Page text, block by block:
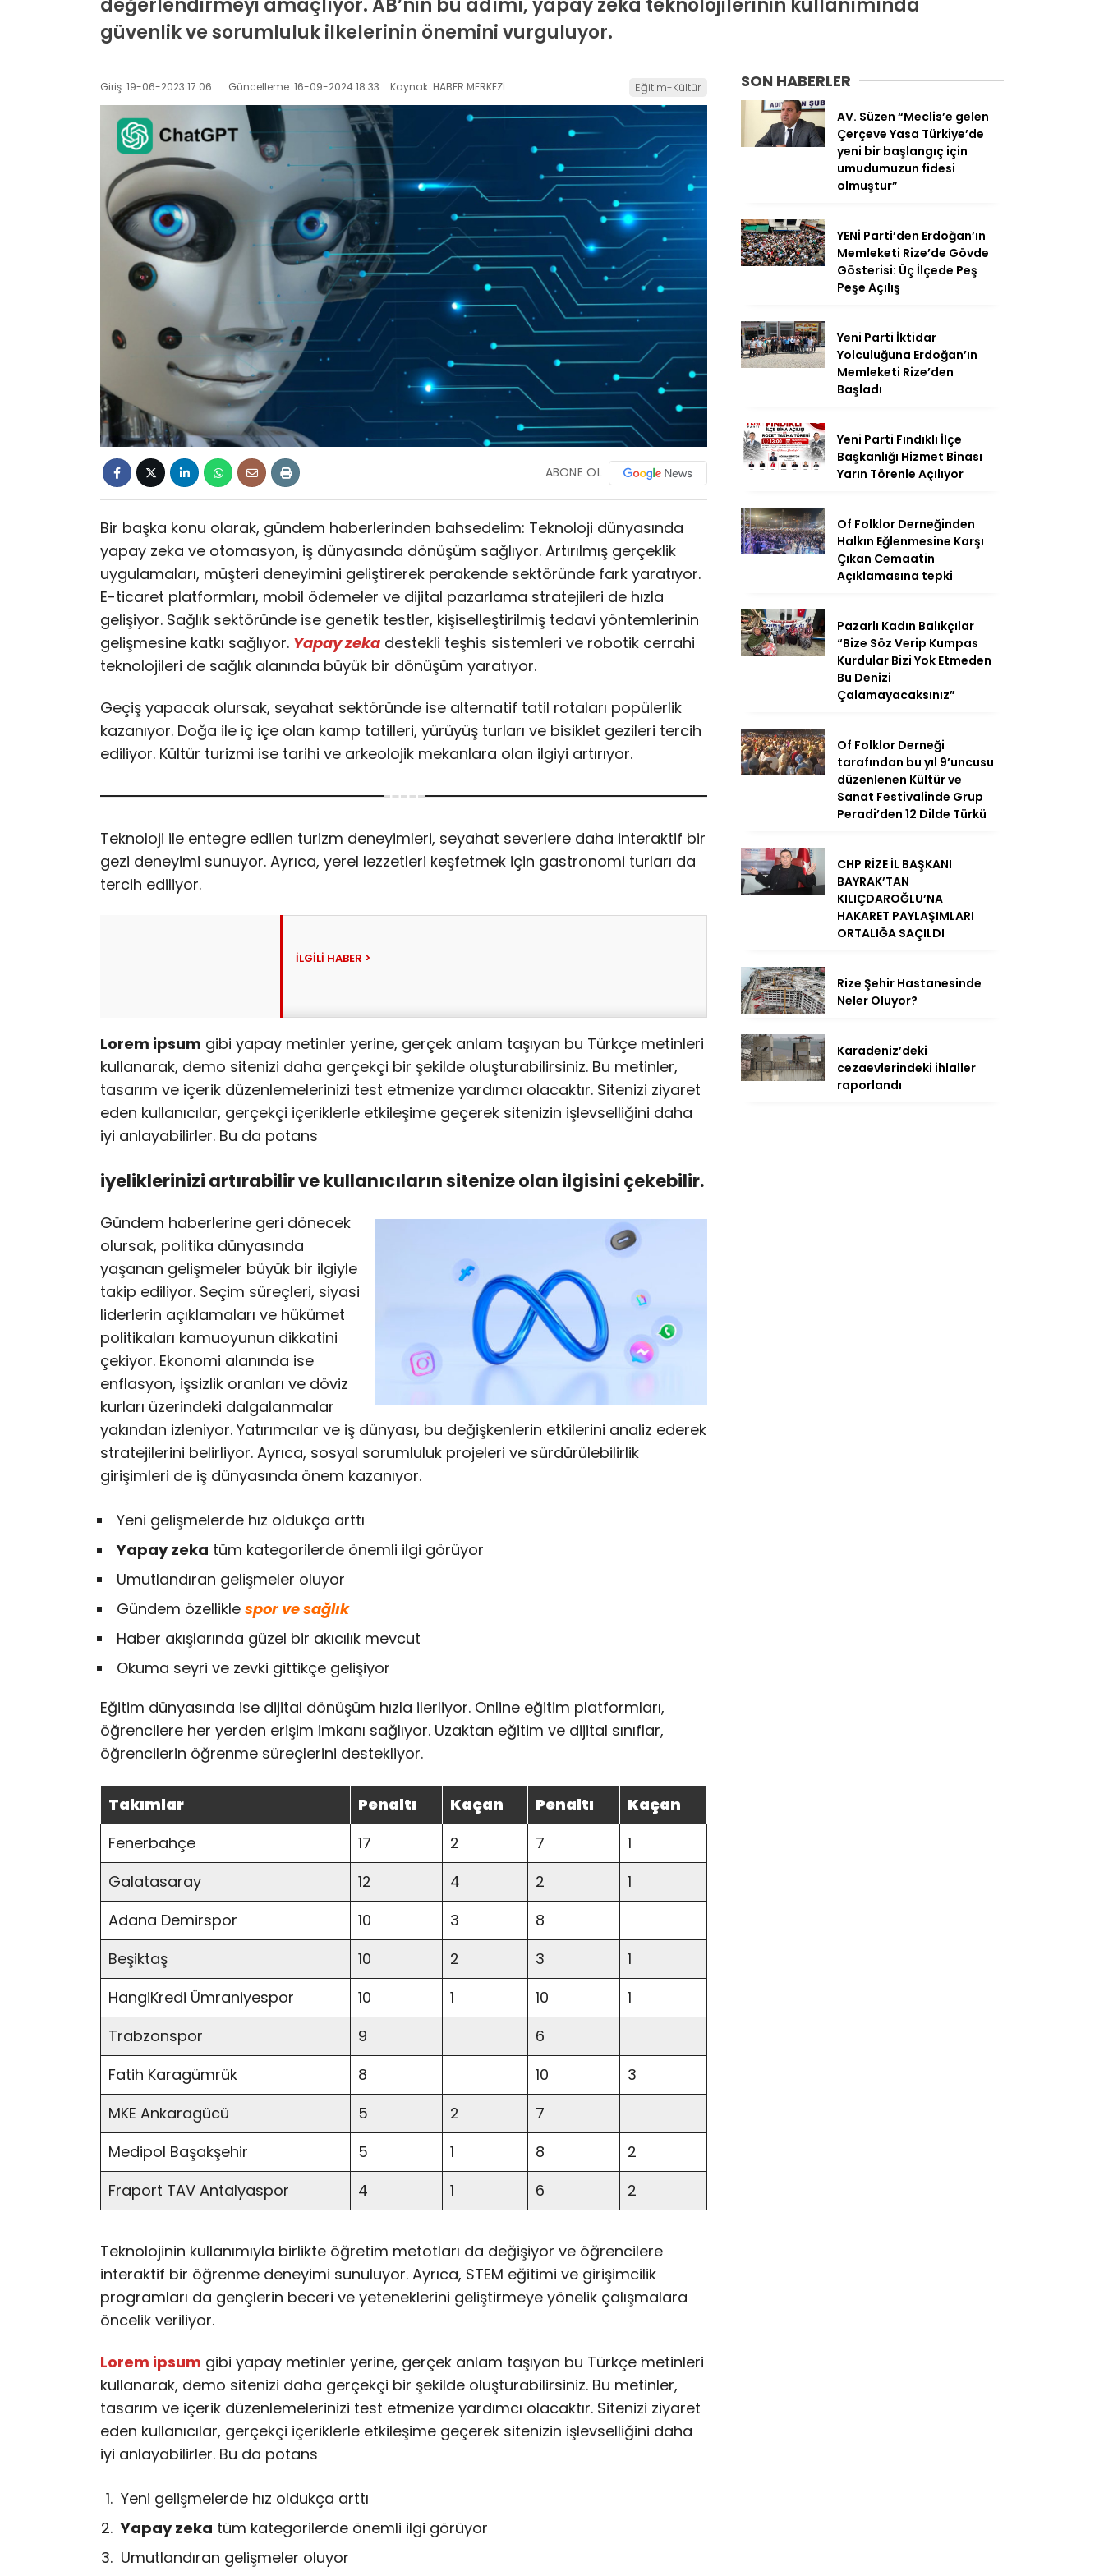
değerlendirmeyi amaçlıyor. AB’nin bu adımı, yapay zeka teknolojilerinin kullanımında
güvenlik ve sorumluluk ilkelerinin önemini vurguluyor.
Giriş: 19-06-2023 17:06 Güncelleme: 16-09-2024 18:33 Kaynak: HABER MERKEZİ Eğitim-Kültür
ABONE OL
Bir başka konu olarak, gündem haberlerinden bahsedelim: Teknoloji dünyasında
yapay zeka ve otomasyon, iş dünyasında dönüşüm sağlıyor. Artırılmış gerçeklik
uygulamaları, müşteri deneyimini geliştirerek perakende sektöründe fark yaratıyor.
E-ticaret platformları, mobil ödemeler ve dijital pazarlama stratejileri de hızla
gelişiyor. Sağlık sektöründe ise genetik testler, kişiselleştirilmiş tedavi yöntemlerinin
gelişmesine katkı sağlıyor. Yapay zeka destekli teşhis sistemleri ve robotik cerrahi
teknolojileri de sağlık alanında büyük bir dönüşüm yaratıyor.
Geçiş yapacak olursak, seyahat sektöründe ise alternatif tatil rotaları popülerlik
kazanıyor. Doğa ile iç içe olan kamp tatilleri, yürüyüş turları ve bisiklet gezileri tercih
ediliyor. Kültür turizmi ise tarihi ve arkeolojik mekanlara olan ilgiyi artırıyor.
Teknoloji ile entegre edilen turizm deneyimleri, seyahat severlere daha interaktif bir
gezi deneyimi sunuyor. Ayrıca, yerel lezzetleri keşfetmek için gastronomi turları da
tercih ediliyor.
Lorem ipsum gibi yapay metinler yerine, gerçek anlam taşıyan bu Türkçe metinleri
kullanarak, demo sitenizi daha gerçekçi bir şekilde oluşturabilirsiniz. Bu metinler,
tasarım ve içerik düzenlemelerinizi test etmenize yardımcı olacaktır. Sitenizi ziyaret
eden kullanıcılar, gerçekçi içeriklerle etkileşime geçerek sitenizin işlevselliğini daha
iyi anlayabilirler. Bu da potans
iyeliklerinizi artırabilir ve kullanıcıların sitenize olan ilgisini çekebilir.
Gündem haberlerine geri dönecek
olursak, politika dünyasında
yaşanan gelişmeler büyük bir ilgiyle
takip ediliyor. Seçim süreçleri, siyasi
liderlerin açıklamaları ve hükümet
politikaları kamuoyunun dikkatini
çekiyor. Ekonomi alanında ise
enflasyon, işsizlik oranları ve döviz
kurları üzerindeki dalgalanmalar
yakından izleniyor. Yatırımcılar ve iş dünyası, bu değişkenlerin etkilerini analiz ederek
stratejilerini belirliyor. Ayrıca, sosyal sorumluluk projeleri ve sürdürülebilirlik
girişimleri de iş dünyasında önem kazanıyor.
Yeni gelişmelerde hız oldukça arttı
Yapay zeka tüm kategorilerde önemli ilgi görüyor
Umutlandıran gelişmeler oluyor
Gündem özellikle spor ve sağlık
Haber akışlarında güzel bir akıcılık mevcut
Okuma seyri ve zevki gittikçe gelişiyor
Eğitim dünyasında ise dijital dönüşüm hızla ilerliyor. Online eğitim platformları,
öğrencilere her yerden erişim imkanı sağlıyor. Uzaktan eğitim ve dijital sınıflar,
öğrencilerin öğrenme süreçlerini destekliyor.
Takımlar Penaltı Kaçan Penaltı
Kaçan
Fenerbahçe
17 2 7
1
Galatasaray
12 4 2
1
Adana Demirspor
10 3
8
Beşiktaş
10 2 3
1
HangiKredi Ümraniyespor
10 1 10
1
Trabzonspor
9
6
Fatih Karagümrük
8 10
3
MKE Ankaragücü
5 2
7
Medipol Başakşehir
5 1 8
2
Fraport TAV Antalyaspor
4 1 6 2
Teknolojinin kullanımıyla birlikte öğretim metotları da değişiyor ve öğrencilere
interaktif bir öğrenme deneyimi sunuluyor. Ayrıca, STEM eğitimi ve girişimcilik
programları da gençlerin beceri ve yeteneklerini geliştirmeye yönelik çalışmalara
öncelik veriliyor.
Lorem ipsum gibi yapay metinler yerine, gerçek anlam taşıyan bu Türkçe metinleri
kullanarak, demo sitenizi daha gerçekçi bir şekilde oluşturabilirsiniz. Bu metinler,
tasarım ve içerik düzenlemelerinizi test etmenize yardımcı olacaktır. Sitenizi ziyaret
eden kullanıcılar, gerçekçi içeriklerle etkileşime geçerek sitenizin işlevselliğini daha
iyi anlayabilirler. Bu da potans
Yeni gelişmelerde hız oldukça arttı
Yapay zeka tüm kategorilerde önemli ilgi görüyor
Umutlandıran gelişmeler oluyor
SON HABERLER
AV. Süzen “Meclis’e gelen
Çerçeve Yasa Türkiye’de
yeni bir başlangıç için
umudumuzun fidesi
olmuştur”
YENİ Parti’den Erdoğan’ın
Memleketi Rize’de Gövde
Gösterisi: Üç İlçede Peş
Peşe Açılış
Yeni Parti İktidar
Yolculuğuna Erdoğan’ın
Memleketi Rize’den
Başladı
Yeni Parti Fındıklı İlçe
Başkanlığı Hizmet Binası
Yarın Törenle Açılıyor
Of Folklor Derneğinden
Halkın Eğlenmesine Karşı
Çıkan Cemaatin
Açıklamasına tepki
Pazarlı Kadın Balıkçılar
“Bize Söz Verip Kumpas
Kurdular Bizi Yok Etmeden
Bu Denizi
Çalamayacaksınız”
Of Folklor Derneği
tarafından bu yıl 9’uncusu
düzenlenen Kültür ve
Sanat Festivalinde Grup
Peradi’den 12 Dilde Türkü
CHP RİZE İL BAŞKANI
BAYRAK’TAN
KILIÇDAROĞLU’NA
HAKARET PAYLAŞIMLARI
ORTALIĞA SAÇILDI
Rize Şehir Hastanesinde
Neler Oluyor?
Karadeniz’deki
cezaevlerindeki ihlaller
raporlandı